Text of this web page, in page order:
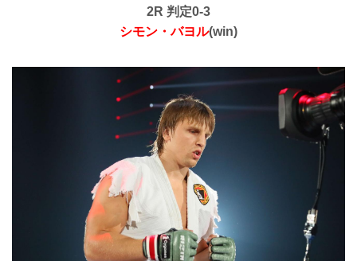
2R 判定0-3
シモン・バヨル(win)